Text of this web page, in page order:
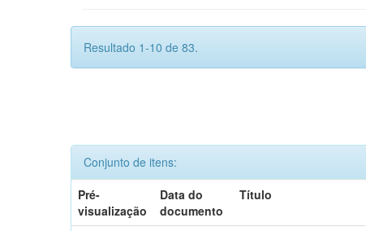
Resultado 1-10 de 83.
Conjunto de itens:
Pré-
visualização
Data do
documento
Título